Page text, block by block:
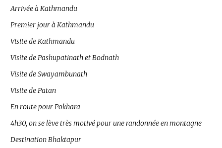
Arrivée à Kathmandu
Premier jour à Kathmandu
Visite de Kathmandu
Visite de Pashupatinath et Bodnath
Visite de Swayambunath
Visite de Patan
En route pour Pokhara
4h30, on se lève très motivé pour une randonnée en montagne
Destination Bhaktapur